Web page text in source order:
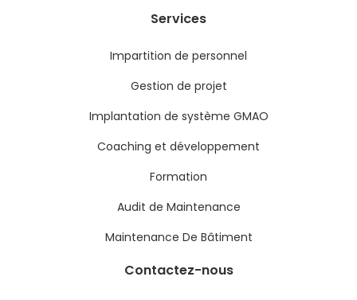
Services
Impartition de personnel
Gestion de projet
Implantation de système GMAO
Coaching et développement
Formation
Audit de Maintenance
Maintenance De Bâtiment
Contactez-nous